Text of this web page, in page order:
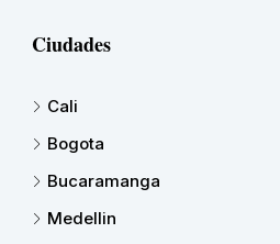
Ciudades
Cali
Bogota
Bucaramanga
Medellin